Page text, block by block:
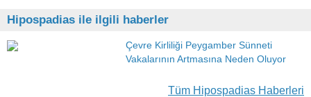
Hipospadias ile ilgili haberler
Çevre Kirliliği Peygamber Sünneti
Vakalarının Artmasına Neden Oluyor
Tüm Hipospadias Haberleri